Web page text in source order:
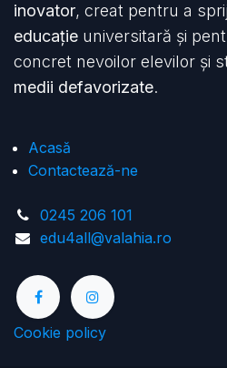
inovator, creat pentru a
educație universitară și
concret nevoilor elevilor și
medii defavorizate.
Acasă
Contactează-ne
0245 206 101
edu4all@valahia.ro
Cookie policy